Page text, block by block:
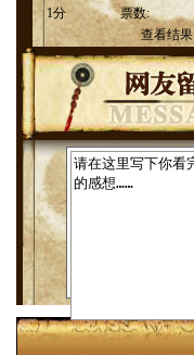
1分
票数:
查看结果